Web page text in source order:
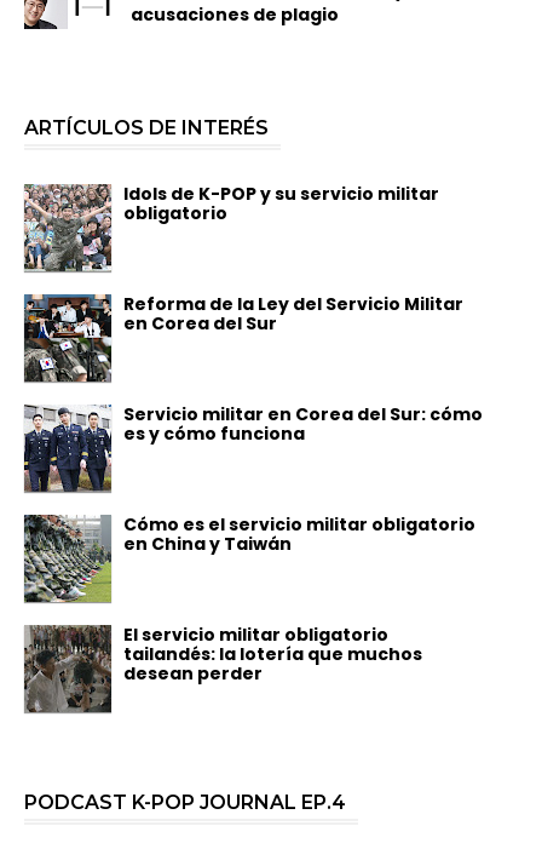
acusaciones de plagio
ARTÍCULOS DE INTERÉS
Idols de K-POP y su servicio militar
obligatorio
Reforma de la Ley del Servicio Militar
en Corea del Sur
Servicio militar en Corea del Sur: cómo
es y cómo funciona
Cómo es el servicio militar obligatorio
en China y Taiwán
El servicio militar obligatorio
tailandés: la lotería que muchos
desean perder
PODCAST K-POP JOURNAL EP.4